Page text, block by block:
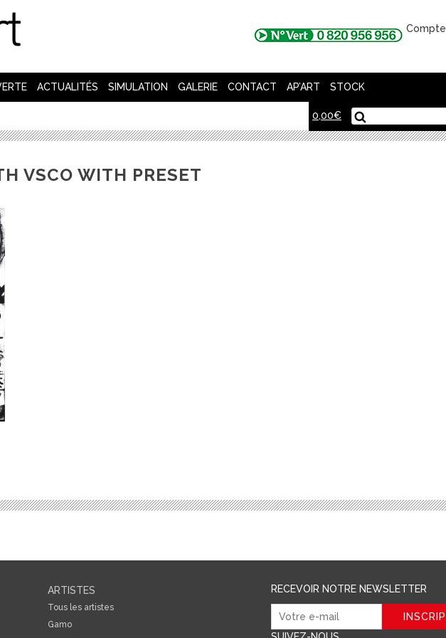
Compte
ACTUALITÉS SIMULATION GALERIE CONTACT AP’ART STOCK
0,00€
VSCO WITH PRESET
ARTISTES
Tous les artistes
Gamo
RECEVOIR NOTRE NEWSLETTER